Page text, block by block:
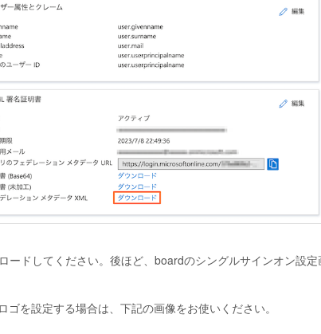
ードしてください。後ほど、boardのシングルサインオン設
を設定する場合は、下記の画像をお使いください。